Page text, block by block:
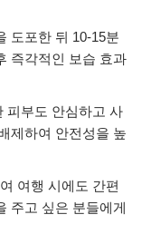
도포한 뒤 10-15분
즉각적인 보습 효과
피부도 안심하고 사
제하여 안전성을 높
여행 시에도 간편
주고 싶은 분들에게